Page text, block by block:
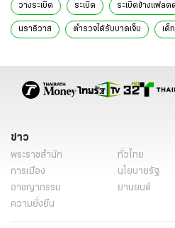
วางระเบิด ระเบิด ระเบิดข้างแฟลต
นราธิวาส ตำรวจได้รับบาดเจ็บ เด็
ข่าว
พระราชสำนัก ทั่วไทย
การเมือง
นโยบายรัฐ
อาชญากรรม
ยานยนต์
ความยั่งยืน